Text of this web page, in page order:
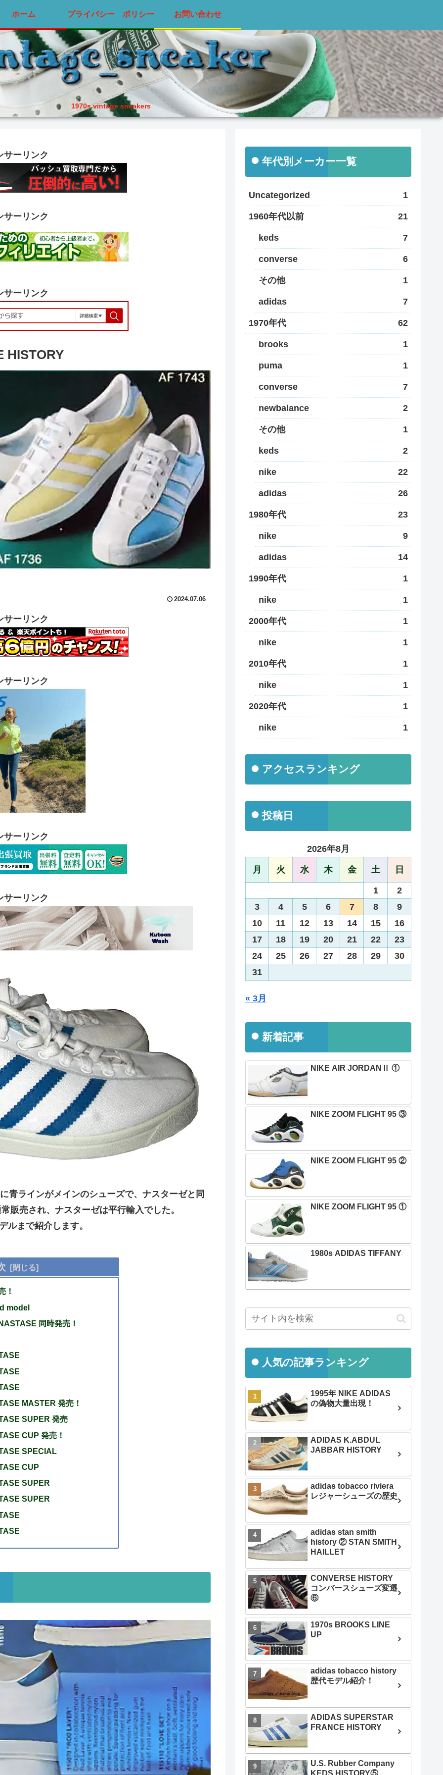
1970s vintage sneakers
ホーム プライバシー ポリシー お問い合わせ
サーリンク
サーリンク
サーリンク
HISTORY
2024.07.06
サーリンク
サーリンク
サーリンク
サーリンク
青ラインがメインのシューズで、ナスターゼと同
販売され、ナスターゼは平行輸入でした。
ルまで紹介します。
！
model
同時発売！
MASTER 発売！
SUPER 発売
CUP 発売！
SPECIAL
CUP
SUPER
SUPER
年代別メーカー一覧
Uncategorized 1
1960年代以前 21
keds 7
converse 6
その他 1
adidas 7
1970年代 62
brooks 1
puma 1
converse 7
newbalance 2
その他 1
keds 2
nike 22
adidas 26
1980年代 23
nike 9
adidas 14
1990年代 1
nike 1
2000年代 1
nike 1
2010年代 1
nike 1
2020年代 1
nike 1
アクセスランキング
投稿日
2026年8月
月 火 水 木 金 土 日
1
2
3
4 5 6 7 8
9
10
11 12 13 14 15
16
17
18 19 20 21 22
23
24
25 26 27 28 29
30
31
« 3月
新着記事
NIKE AIR JORDANⅡ ①
NIKE ZOOM FLIGHT 95 ③
NIKE ZOOM FLIGHT 95 ②
NIKE ZOOM FLIGHT 95 ①
1980s ADIDAS TIFFANY
人気の記事ランキング
1995年 NIKE ADIDAS
の偽物大量出現！
ADIDAS K.ABDUL
JABBAR HISTORY
adidas tobacco riviera
レジャーシューズの歴史
adidas stan smith
history ② STAN SMITH
HAILLET
CONVERSE HISTORY
コンバースシューズ変遷
⑥
1970s BROOKS LINE
UP
adidas tobacco history
歴代モデル紹介！
ADIDAS SUPERSTAR
FRANCE HISTORY
U.S. Rubber Company
KEDS HISTORY⑤